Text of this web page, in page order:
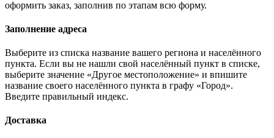
оформить заказ, заполнив по этапам всю форму.
Заполнение адреса
Выберите из списка название вашего региона и населённого
пункта. Если вы не нашли свой населённый пункт в списке,
выберите значение «Другое местоположение» и впишите
название своего населённого пункта в графу «Город».
Введите правильный индекс.
Доставка